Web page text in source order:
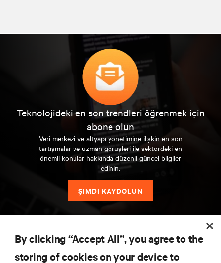
Teknolojideki en son trendleri öğrenmek için
abone olun
Veri merkezi ve altyapı yönetimine ilişkin en son
tartışmalar ve uzman görüşleri ile sektördeki en
önemli konular hakkında düzenli güncel bilgiler
edinin.
ŞİMDİ KAYDOLUN
DESTEK
By clicking “Accept All”, you agree to the
storing of cookies on your device to